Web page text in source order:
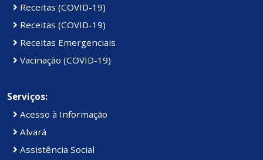
Receitas (COVID-19)
Receitas (COVID-19)
Receitas Emergenciais
Vacinação (COVID-19)
Serviços:
Acesso à Informação
Alvará
Assistência Social